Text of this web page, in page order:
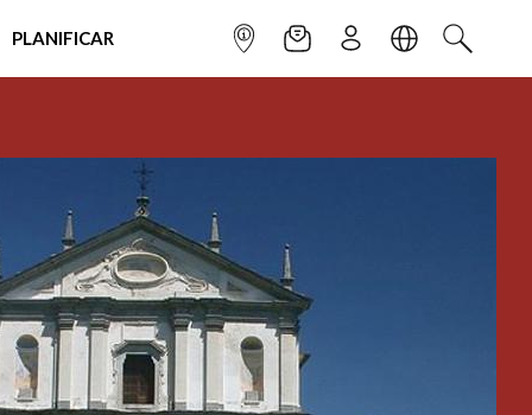
PLANIFICAR INFOPOINTNEWSLETTER
SUSCRÌBETE
IDIOMABUSCAR